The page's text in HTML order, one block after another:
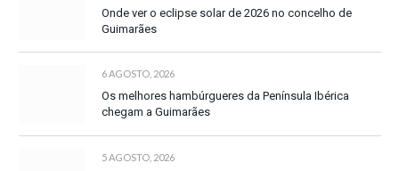
Onde ver o eclipse solar de 2026 no concelho de
Guimarães
6 AGOSTO, 2026
Os melhores hambúrgueres da Península Ibérica
chegam a Guimarães
5 AGOSTO, 2026